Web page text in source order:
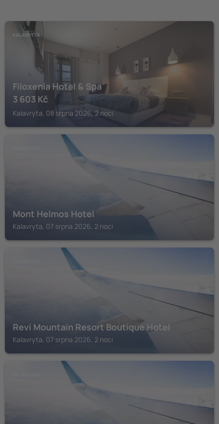
KALAVRYTA
Filoxenia Hotel & Spa
3 603 Kč
Kalavryta, 08 srpna 2026, 2 noci
Mont Helmos Hotel
Kalavryta, 07 srpna 2026, 2 noci
Revi Mountain Resort Boutique Hotel
Kalavryta, 07 srpna 2026, 2 noci